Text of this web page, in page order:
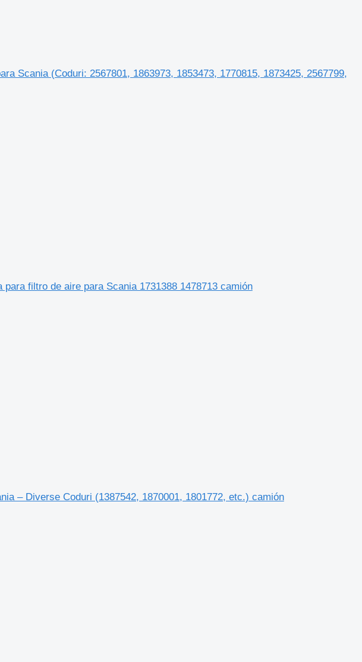
Scania (Coduri: 2567801, 1863973, 1853473, 1770815, 1873425, 2567799,
filtro de aire para Scania 1731388 1478713 camión
– Diverse Coduri (1387542, 1870001, 1801772, etc.) camión